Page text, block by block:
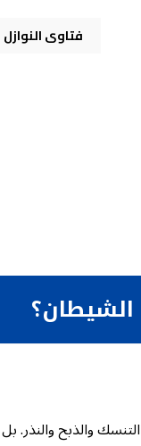
فتاوى النوازل
والذبح